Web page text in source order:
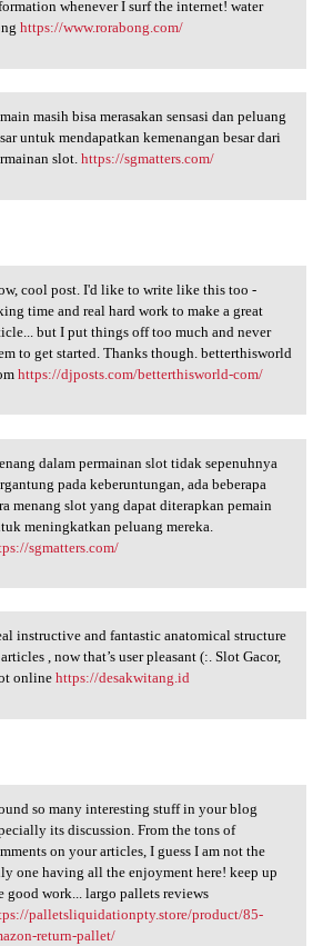
whenever I surf the internet! water
https://www.rorabong.com/
masih bisa merasakan
masih bisa merasakan sensasi dan peluang
untuk mendapatkan kemenangan besar dari
slot. https://sgmatters.com/
cool post. I'd like to
cool post. I'd like to write like this too -
time and real hard work to make a great
but I put things off too much and never
to get started. Thanks though. betterthisworld
https://djposts.com/betterthisworld-com/
dalam permainan slot
dalam permainan slot tidak sepenuhnya
pada keberuntungan, ada beberapa
menang slot yang dapat diterapkan pemain
meningkatkan peluang mereka.
sgmatters.com/
instructive and
instructive and fantastic anatomical structure
, now that’s user pleasant (:. Slot Gacor,
onlinehttps://desakwitang.id
so many interesting
so many interesting stuff in your blog
its discussion. From the tons of
on your articles, I guess I am not the
one having all the enjoyment here! keep up
good work... largo pallets reviews
palletsliquidationpty.store/product/85-
return-pallet/